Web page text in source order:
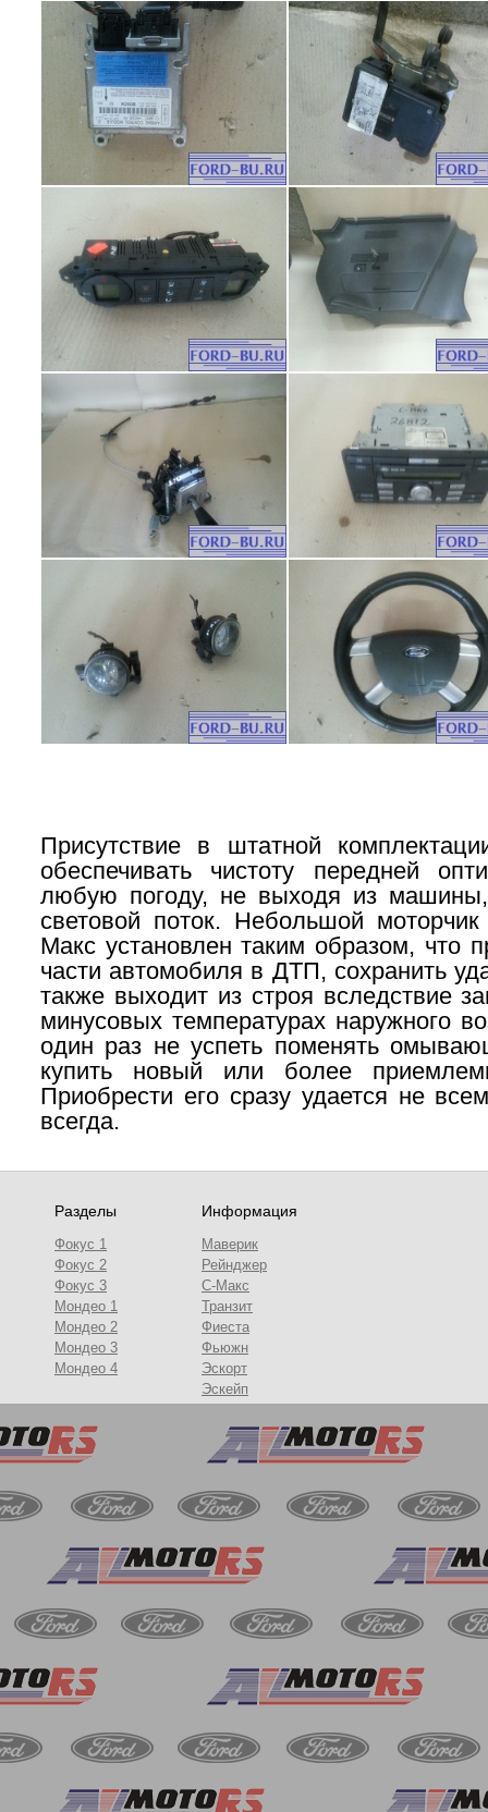
Присутствие в штатной
обеспечивать чистоту передней
любую погоду, не выходя из
световой поток. Небольшой
Макс установлен таким образом, что
части автомобиля в ДТП, сохранить
также выходит из строя вследствие
минусовых температурах наружного
один раз не успеть поменять
купить новый или более
Приобрести его сразу удается не
всегда.
Разделы
Фокус 1
Фокус 2
Фокус 3
Мондео 1
Мондео 2
Мондео 3
Мондео 4
Информация
Маверик
Рейнджер
С-Макс
Транзит
Фиеста
Фьюжн
Эскорт
Эскейп